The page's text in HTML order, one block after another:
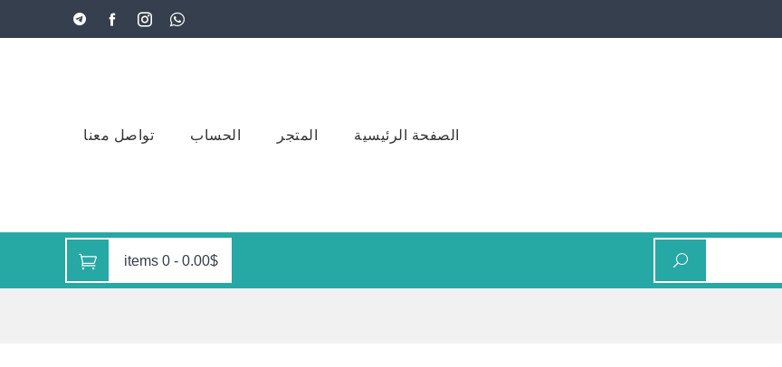
الصفحة الرئيسية المتجر الحساب تواصل معنا
0.00$
-
0 items